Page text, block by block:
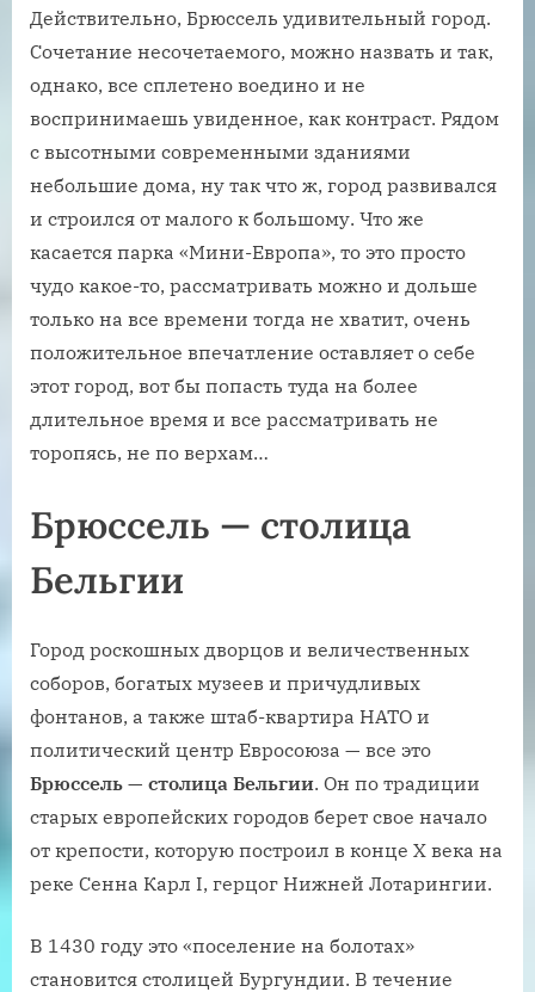
Действительно, Брюссель удивительный город.
Сочетание несочетаемого, можно назвать и так,
однако, все сплетено воедино и не
воспринимаешь увиденное, как контраст. Рядом
с высотными современными зданиями
небольшие дома, ну так что ж, город развивался
и строился от малого к большому. Что же
касается парка «Мини-Европа», то это просто
чудо какое-то, рассматривать можно и дольше
только на все времени тогда не хватит, очень
положительное впечатление оставляет о себе
этот город, вот бы попасть туда на более
длительное время и все рассматривать не
торопясь, не по верхам…
Брюссель — столица
Бельгии
Город роскошных дворцов и величественных
соборов, богатых музеев и причудливых
фонтанов, а также штаб-квартира НАТО и
политический центр Евросоюза — все это
Брюссель — столица Бельгии. Он по традиции
старых европейских городов берет свое начало
от крепости, которую построил в конце X века на
реке Сенна Карл I, герцог Нижней Лотарингии.
В 1430 году это «поселение на болотах»
становится столицей Бургундии. В течение